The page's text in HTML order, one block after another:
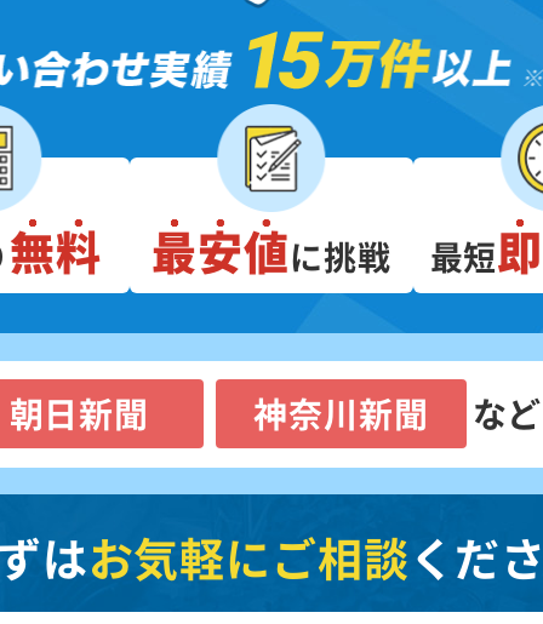
無料 最安値に挑戦 最短
朝日新聞 神奈川新聞 な
はお気軽にご相談くだ